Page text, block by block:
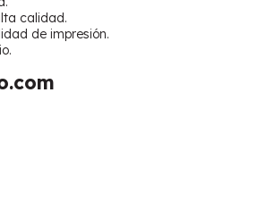
calidad.
de impresión.